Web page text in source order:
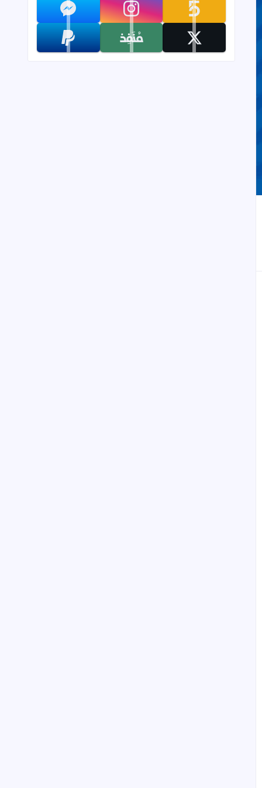
العلامات المرجعية
تابعنا على khamsat تابعنا على instagram تابعنا على messenger
تابعنا على x تابعنا على monafiz تابعنا على paypal